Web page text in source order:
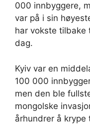
000 innbyggere,
var på i sin
har vokste tilbake
dag.
Kyiv var en
100 000
men den ble
mongolske
århundrer å krype